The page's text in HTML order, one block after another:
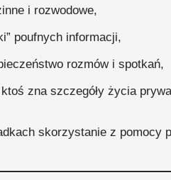
i rozwodowe,
poufnych informacji,
rozmów i spotkań,
zna szczegóły życia
skorzystanie z pomocy